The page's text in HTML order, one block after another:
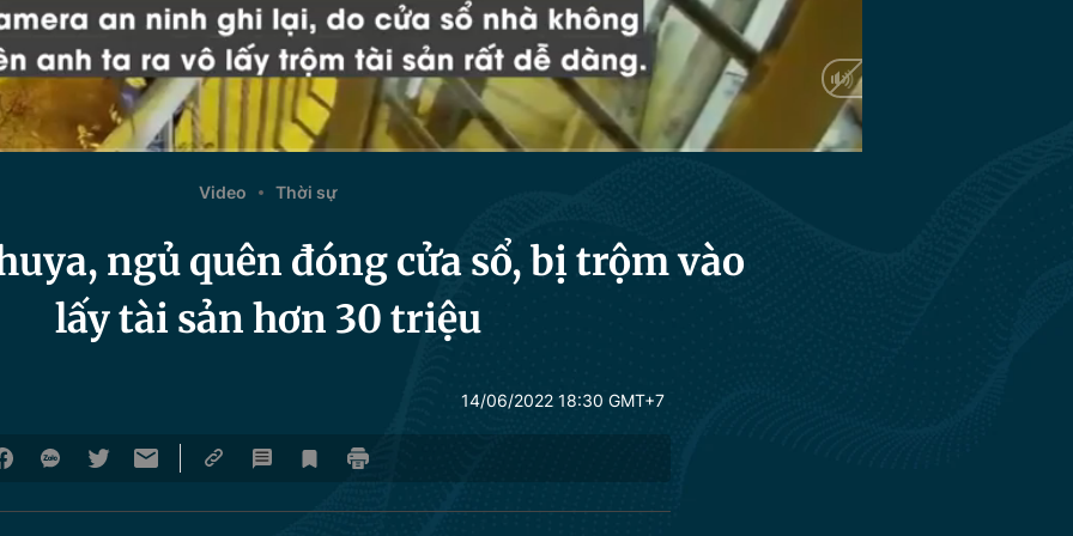
Video Thời sự
ngủ quên đóng cửa sổ, bị trộm vào
lấy tài sản hơn 30 triệu
14/06/2022 18:30 GMT+7